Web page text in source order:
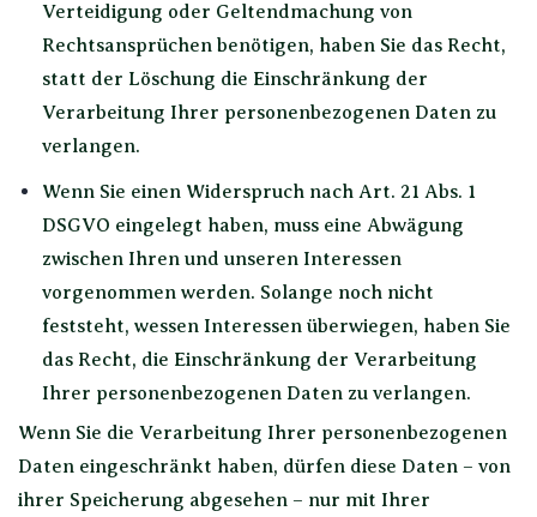
Verteidigung oder Geltendmachung von
Rechtsansprüchen benötigen, haben Sie das Recht,
statt der Löschung die Einschränkung der
Verarbeitung Ihrer personenbezogenen Daten zu
verlangen.
Wenn Sie einen Widerspruch nach Art. 21 Abs. 1
DSGVO eingelegt haben, muss eine Abwägung
zwischen Ihren und unseren Interessen
vorgenommen werden. Solange noch nicht
feststeht, wessen Interessen überwiegen, haben Sie
das Recht, die Einschränkung der Verarbeitung
Ihrer personenbezogenen Daten zu verlangen.
Wenn Sie die Verarbeitung Ihrer personenbezogenen
Daten eingeschränkt haben, dürfen diese Daten – von
ihrer Speicherung abgesehen – nur mit Ihrer